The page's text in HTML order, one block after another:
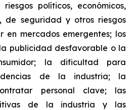
políticos, económicos,
de seguridad y otros riesgos
en mercados emergentes; los
publicidad desfavorable o la
la dificultad para
de la industria; la
personal clave; las
de la industria y las